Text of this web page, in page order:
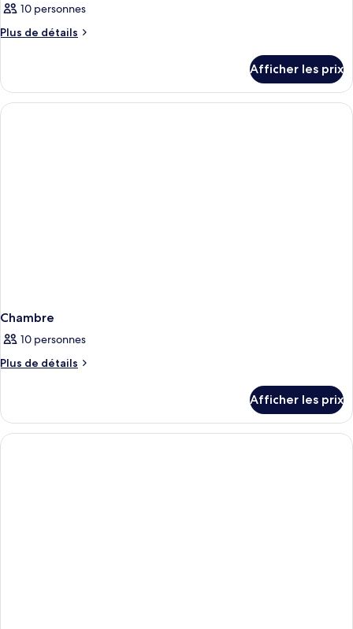
10 personnes
Plus de détails
Plus
Chambre
Afficher les prix
Chambre
10 personnes
Plus de détails
Plus
Chambre
Afficher les prix